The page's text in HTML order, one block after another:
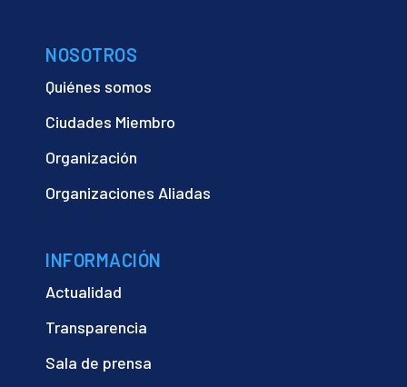
NOSOTROS
Quiénes somos
Ciudades Miembro
Organización
Organizaciones Aliadas
INFORMACIÓN
Actualidad
Transparencia
Sala de prensa